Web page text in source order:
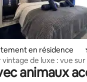
sur la base de 68
en résidence
vintage de luxe : vue
et le canal
animaux